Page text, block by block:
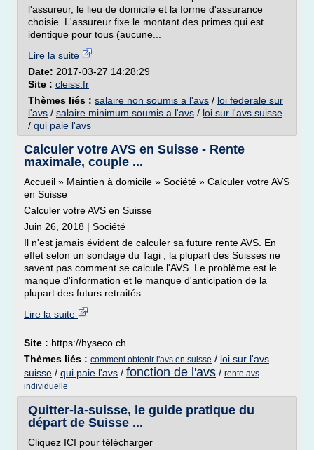
l'assureur, le lieu de domicile et la forme d'assurance
choisie. L'assureur fixe le montant des primes qui est
identique pour tous (aucune...
Lire la suite
Date: 2017-03-27 14:28:29
Site : cleiss.fr
Thèmes liés : salaire non soumis a l'avs / loi federale sur
l'avs / salaire minimum soumis a l'avs / loi sur l'avs suisse
/ qui paie l'avs
Calculer votre AVS en Suisse - Rente
maximale, couple ...
Accueil » Maintien à domicile » Société » Calculer votre AVS
en Suisse
Calculer votre AVS en Suisse
Juin 26, 2018 | Société
Il n'est jamais évident de calculer sa future rente AVS. En
effet selon un sondage du Tagi , la plupart des Suisses ne
savent pas comment se calcule l'AVS. Le problème est le
manque d'information et le manque d'anticipation de la
plupart des futurs retraités....
Lire la suite
Site : https://hyseco.ch
Thèmes liés : comment obtenir l'avs en suisse / loi sur l'avs
suisse / qui paie l'avs / fonction de l'avs / rente avs
individuelle
Quitter-la-suisse, le guide pratique du
départ de Suisse ...
Cliquez ICI pour télécharger